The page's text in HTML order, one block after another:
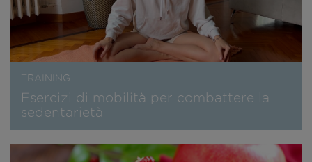
TRAINING
Esercizi di mobilità per combattere la
sedentarietà